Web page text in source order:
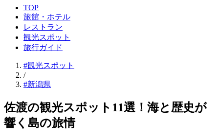
TOP
旅館・ホテル
レストラン
観光スポット
旅行ガイド
#観光スポット
/
#新潟県
佐渡の観光スポット11選！海と歴史が
響く島の旅情